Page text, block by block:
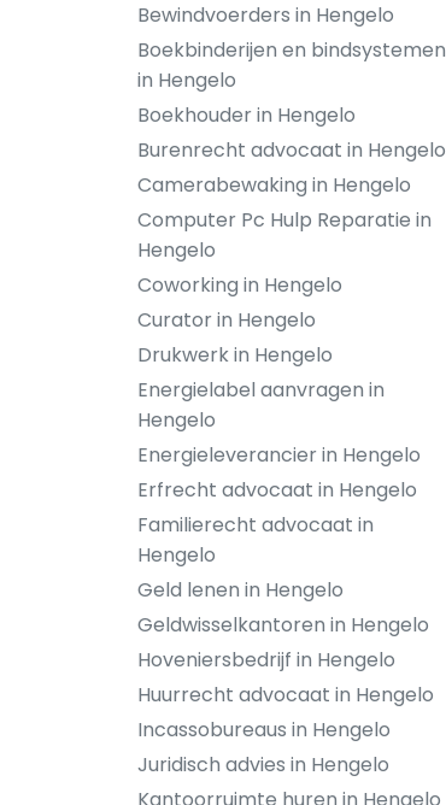
Bewindvoerders in Hengelo
Boekbinderijen en bindsystemen
in Hengelo
Boekhouder in Hengelo
Burenrecht advocaat in Hengelo
Camerabewaking in Hengelo
Computer Pc Hulp Reparatie in
Hengelo
Coworking in Hengelo
Curator in Hengelo
Drukwerk in Hengelo
Energielabel aanvragen in
Hengelo
Energieleverancier in Hengelo
Erfrecht advocaat in Hengelo
Familierecht advocaat in
Hengelo
Geld lenen in Hengelo
Geldwisselkantoren in Hengelo
Hoveniersbedrijf in Hengelo
Huurrecht advocaat in Hengelo
Incassobureaus in Hengelo
Juridisch advies in Hengelo